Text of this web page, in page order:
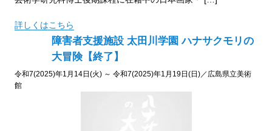
詳しくはこちら
障害者支援施設 太田川学園 ハナサクモリの
大冒険【終了】
令和7(2025)年1月14日(火) ～ 令和7(2025)年1月19日(日)／広島県立美術
館